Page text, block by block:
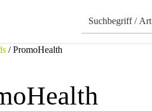
/ PromoHealth